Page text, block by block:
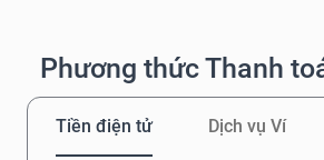
Phương thức Thanh
Tiền điện tử Dịch vụ Ví